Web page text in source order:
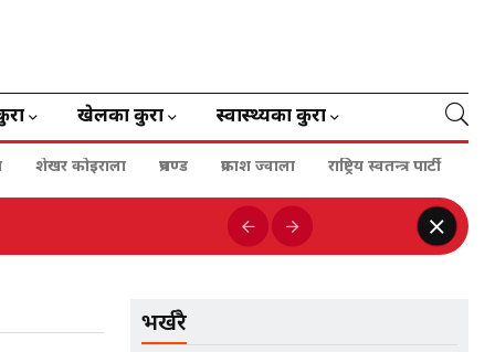
खेलका कुरा स्वास्थ्यका कुरा
शेखर कोइराला प्रचण्ड प्रकाश ज्वाला राष्ट्रिय स्वतन्त्र पार्टी
भर्खरै